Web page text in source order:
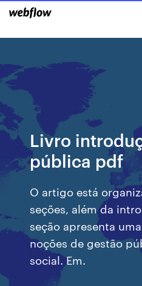
Livro
pública pdf
O artigo está
seções, além da
seção apresenta
noções de gestão
social. Em.